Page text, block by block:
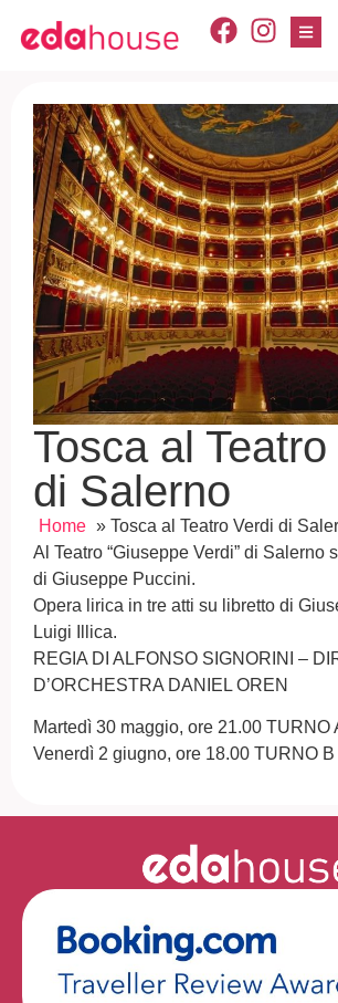
Tosca al
di Salerno
Home » Tosca al Teatro Verdi di
Al Teatro “Giuseppe Verdi” di Salerno
di Giuseppe Puccini.
Opera lirica in tre atti su libretto di
Luigi Illica.
REGIA DI ALFONSO SIGNORINI –
D’ORCHESTRA DANIEL OREN
Martedì 30 maggio, ore 21.00 TURNO
Venerdì 2 giugno, ore 18.00 TURNO B